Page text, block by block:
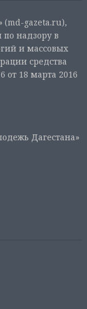
(md-gazeta.ru),
надзору в
и массовых
средства
18 марта 2016
Дагестана»